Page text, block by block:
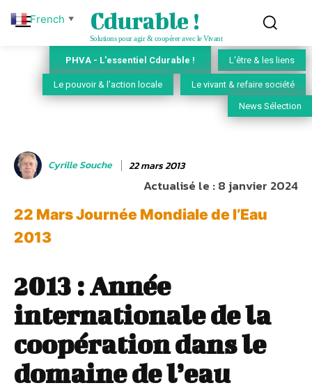
Cdurable !
Solutions pour agir & coopérer avec le Vivant
PHVA - L'essentiel Cdurable ! L'être & les liens
Le pouvoir & l'action locale Le vivant & refaire société
News Sélection
Cyrille Souche 22 mars 2013
Actualisé le :8 janvier 2024
22 Mars Journée Mondiale de l’Eau
2013
2013 : Année
internationale de la
coopération dans le
domaine de l’eau
French ▼